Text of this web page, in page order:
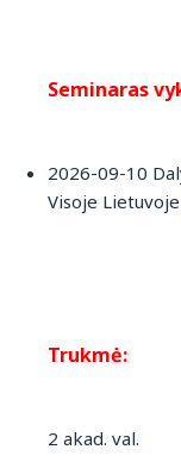
Seminaras
2026-09-10
Visoje Lietuvoje
Trukmė:
2 akad. val.